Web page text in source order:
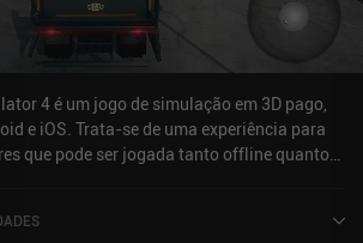
4 é um jogo de simulação em 3D pago,
e iOS. Trata-se de uma experiência para
que pode ser jogada tanto offline quanto
uma avaliação atual de 2,7 de 5,0 no